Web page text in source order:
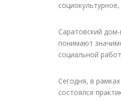
Саратовский
понимают
социальной
Сегодня, в
состоялся